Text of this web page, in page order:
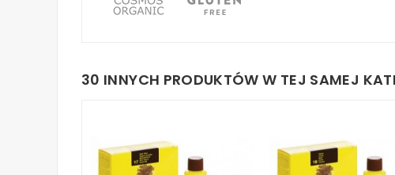
30 INNYCH PRODUKTÓW W TEJ SAMEJ